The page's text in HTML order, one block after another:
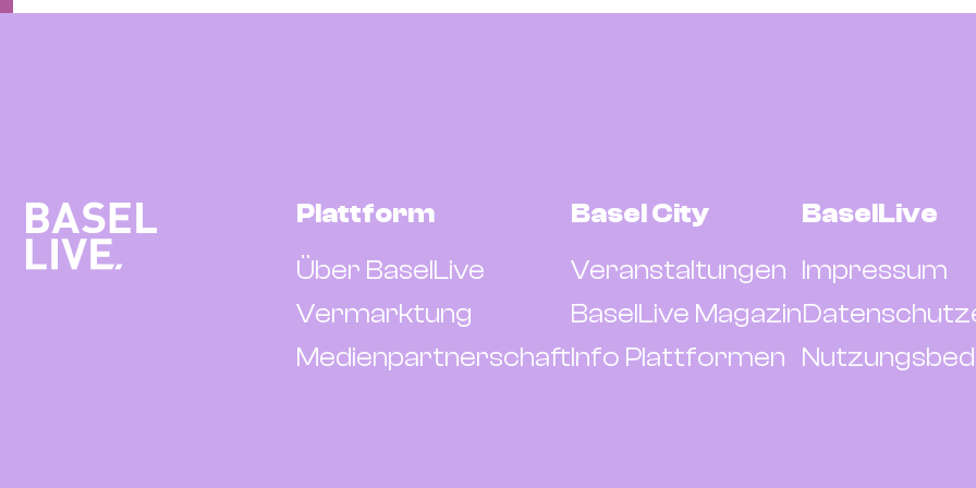
Plattform
Über BaselLive
Vermarktung
Medienpartnerschaft
Basel City
Veranstaltungen
BaselLive Magazin
Info Plattformen
BaselLive
Impressum